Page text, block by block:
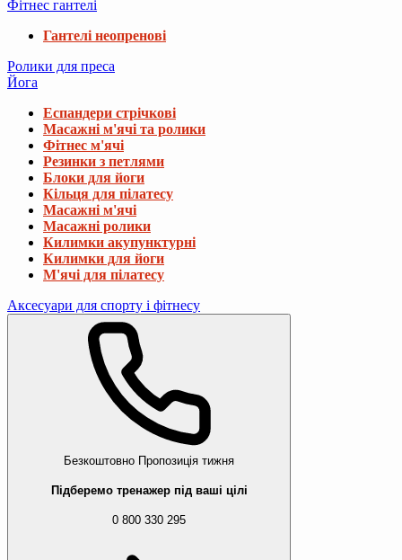
Фітнес гантелі
Гантелі неопренові
Ролики для преса
Йога
Еспандери стрічкові
Масажні м'ячі та ролики
Фітнес м'ячі
Резинки з петлями
Блоки для йоги
Кільця для пілатесу
Масажні м'ячі
Масажні ролики
Килимки акупунктурні
Килимки для йоги
М'ячі для пілатесу
Аксесуари для спорту і фітнесу
Безкоштовно Пропозиція тижня
Підберемо тренажер під ваші цілі
0 800 330 295